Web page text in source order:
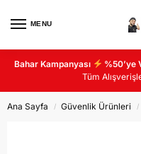
MENU
Bahar Kampanyası %50’ye
Tüm
Ana Sayfa / Güvenlik Ürünleri /